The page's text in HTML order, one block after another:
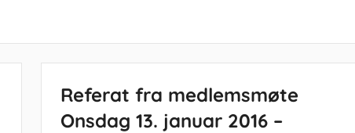
Referat fra medlemsmøte
Onsdag 13. januar 2016 –